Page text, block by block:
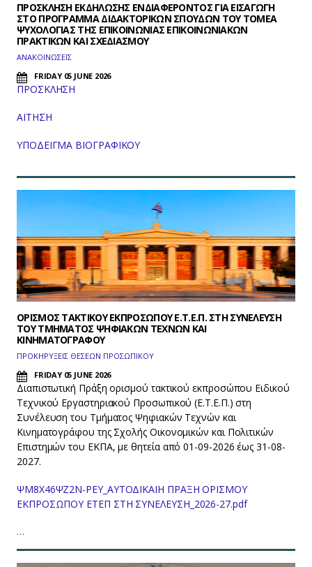
ΠΡΟΣΚΛΗΣΗ ΕΚΔΗΛΩΣΗΣ ΕΝΔΙΑΦΕΡΟΝΤΟΣ ΓΙΑ ΕΙΣΑΓΩΓΗ
ΣΤΟ ΠΡΟΓΡΑΜΜΑ ΔΙΔΑΚΤΟΡΙΚΩΝ ΣΠΟΥΔΩΝ ΤΟΥ ΤΟΜΕΑ
ΨΥΧΟΛΟΓΙΑΣ ΤΗΣ ΕΠΙΚΟΙΝΩΝΙΑΣ ΕΠΙΚΟΙΝΩΝΙΑΚΩΝ
ΠΡΑΚΤΙΚΩΝ ΚΑΙ ΣΧΕΔΙΑΣΜΟΥ
ΑΝΑΚΟΙΝΩΣΕΙΣ
FRIDAY 05 JUNE 2026
ΠΡΟΣΚΛΗΣΗ
ΑΙΤΗΣΗ
ΥΠΟΔΕΙΓΜΑ ΒΙΟΓΡΑΦΙΚΟΥ
OΡΙΣΜΟΣ ΤΑΚΤΙΚΟΥ ΕΚΠΡΟΣΩΠΟΥ Ε.Τ.Ε.Π. ΣΤΗ ΣΥΝΕΛΕΥΣΗ
ΤΟΥ ΤΜΗΜΑΤΟΣ ΨΗΦΙΑΚΩΝ ΤΕΧΝΩΝ ΚΑΙ
ΚΙΝΗΜΑΤΟΓΡΑΦΟΥ
ΠΡΟΚΗΡΥΞΕΙΣ ΘΕΣΕΩΝ ΠΡΟΣΩΠΙΚΟΥ
FRIDAY 05 JUNE 2026
Διαπιστωτική Πράξη ορισμού τακτικού εκπροσώπου Ειδικού
Τεχνικού Εργαστηριακού Προσωπικού (Ε.Τ.Ε.Π.) στη
Συνέλευση του Τμήματος Ψηφιακών Τεχνών και
Κινηματογράφου της Σχολής Οικονομικών και Πολιτικών
Επιστημών του ΕΚΠΑ, με θητεία από 01-09-2026 έως 31-08-
2027.
ΨΜ8Χ46ΨΖ2Ν-ΡΕΥ_ΑΥΤΟΔΙΚΑΙΗ ΠΡΑΞΗ ΟΡΙΣΜΟΥ
ΕΚΠΡΟΣΩΠΟΥ ΕΤΕΠ ΣΤΗ ΣΥΝΕΛΕΥΣΗ_2026-27.pdf
…